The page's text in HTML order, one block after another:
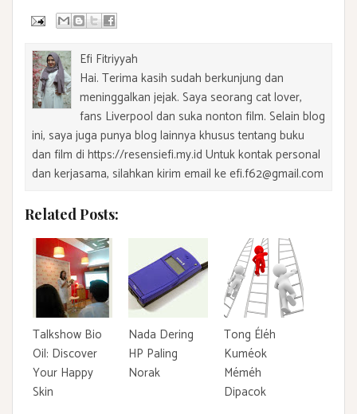
Efi Fitriyyah
Hai. Terima kasih sudah berkunjung dan
meninggalkan jejak. Saya seorang cat lover,
fans Liverpool dan suka nonton film. Selain blog
ini, saya juga punya blog lainnya khusus tentang buku
dan film di https://resensiefi.my.id Untuk kontak personal
dan kerjasama, silahkan kirim email ke efi.f62@gmail.com
Related Posts:
Talkshow Bio
Oil: Discover
Your Happy
Skin
Nada Dering
HP Paling
Norak
Tong Éléh
Kuméok
Méméh
Dipacok